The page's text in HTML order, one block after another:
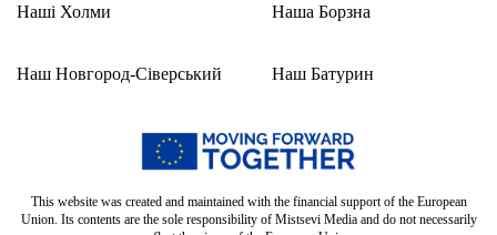
Наші Холми
Наш Новгород-Сіверський
Наша Борзна
Наш Батурин
This website was created and maintained with the financial support of the European
Union. Its contents are the sole responsibility of Mistsevi Media and do not necessarily